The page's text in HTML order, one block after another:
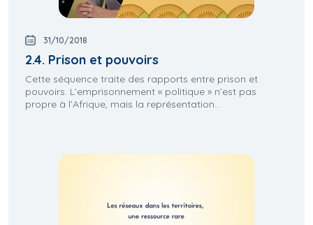
31/10/2018
2.4. Prison et pouvoirs
Cette séquence traite des rapports entre prison et
pouvoirs. L’emprisonnement « politique » n’est pas
propre à l’Afrique, mais la représentation...